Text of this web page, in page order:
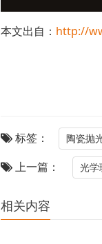
本文出自： http://
标签： 陶瓷抛
上一篇： 光学
相关内容